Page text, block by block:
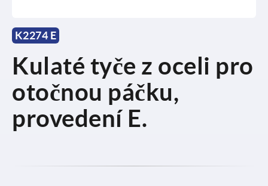
K2274 E
Kulaté tyče z oceli pro
otočnou páčku,
provedení E.